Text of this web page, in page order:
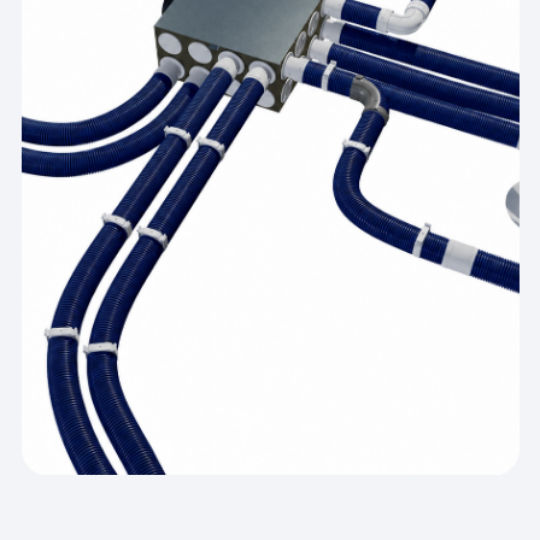
Расчёт баланса
Полный расчёт воздухообмена по
жилым и техническим зонам.